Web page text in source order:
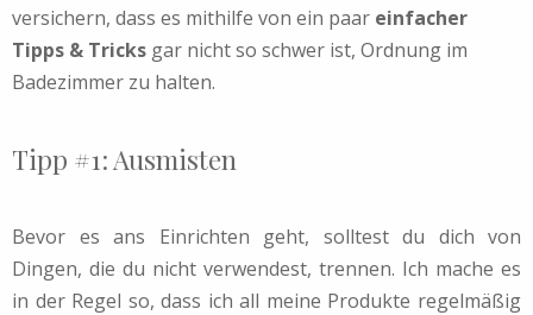
versichern, dass es mithilfe von ein paar einfacher
Tipps & Tricks gar nicht so schwer ist, Ordnung im
Badezimmer zu halten.
Tipp #1: Ausmisten
Bevor es ans Einrichten geht, solltest du dich von
Dingen, die du nicht verwendest, trennen. Ich mache es
in der Regel so, dass ich all meine Produkte regelmäßig